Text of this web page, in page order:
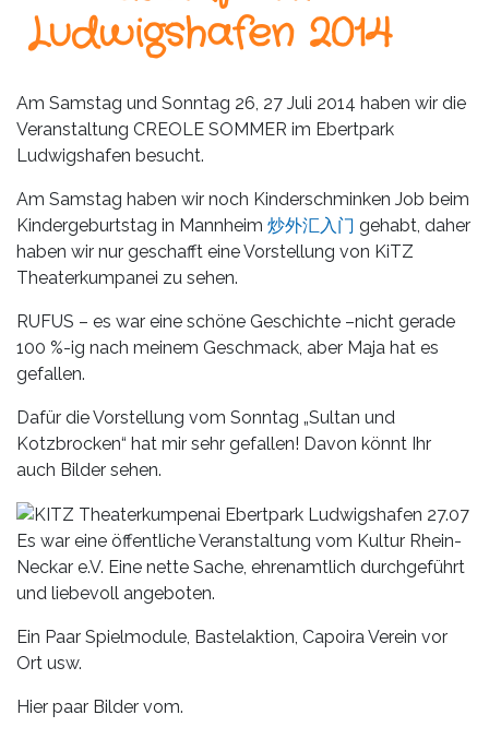
Über
Fotos,
Events
Videos
Referenzen
Blog
Jobs
Partner/Links
Ludwigshafen 2014
Am Samstag und Sonntag 26, 27 Juli 2014 haben wir die
Veranstaltung CREOLE SOMMER im Ebertpark
Ludwigshafen besucht.
Am Samstag haben wir noch Kinderschminken Job beim
Kindergeburtstag in Mannheim 炒外汇入门 gehabt, daher
haben wir nur geschafft eine Vorstellung von KiTZ
Theaterkumpanei zu sehen.
RUFUS – es war eine schöne Geschichte –nicht gerade
100 %-ig nach meinem Geschmack, aber Maja hat es
gefallen.
Dafür die Vorstellung vom Sonntag „Sultan und
Kotzbrocken“ hat mir sehr gefallen! Davon könnt Ihr
auch Bilder sehen.
Es war eine öffentliche Veranstaltung vom Kultur Rhein-
Neckar e.V. Eine nette Sache, ehrenamtlich durchgeführt
und liebevoll angeboten.
Ein Paar Spielmodule, Bastelaktion, Capoira Verein vor
Ort usw.
Hier paar Bilder vom.